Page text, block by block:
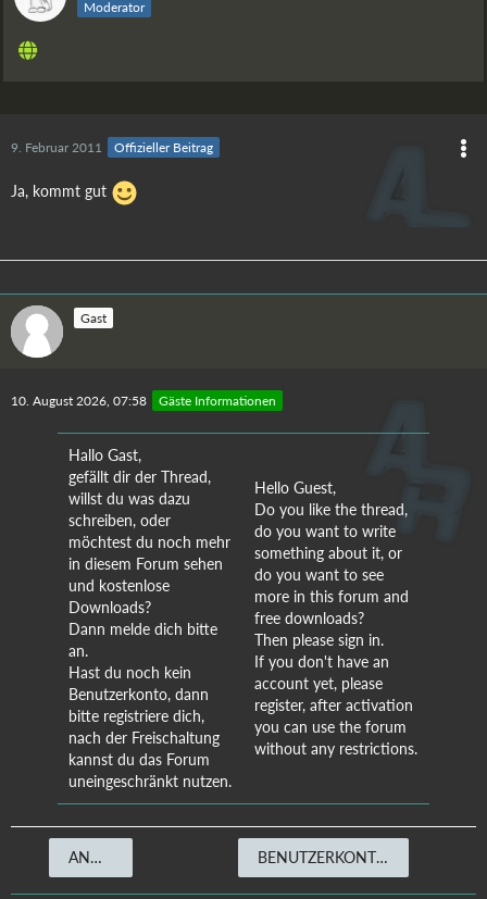
Moderator
9. Februar 2011 Offizieller Beitrag
Ja, kommt gut
Gast
10. August 2026, 07:58 Gäste Informationen
Hallo Gast,
gefällt dir der Thread,
willst du was dazu
schreiben, oder
möchtest du noch mehr
in diesem Forum sehen
und kostenlose
Downloads?
Dann melde dich bitte
an.
Hast du noch kein
Benutzerkonto, dann
bitte registriere dich,
nach der Freischaltung
kannst du das Forum
uneingeschränkt nutzen.
Hello Guest,
Do you like the thread,
do you want to write
something about it, or
do you want to see
more in this forum and
free downloads?
Then please sign in.
If you don't have an
account yet, please
register, after activation
you can use the forum
without any restrictions.
ANMELDEN BENUTZERKONTO ERSTELLEN